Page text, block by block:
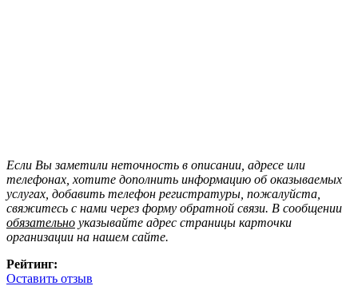
Если Вы заметили неточность в описании, адресе или
телефонах, хотите дополнить информацию об оказываемых
услугах, добавить телефон регистратуры, пожалуйста,
свяжитесь с нами через форму обратной связи. В сообщении
обязательно указывайте адрес страницы карточки
организации на нашем сайте.
Рейтинг:
Оставить отзыв